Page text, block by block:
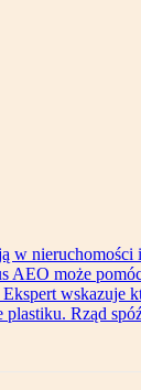
w nieruchomości
AEO może
wskazuje
plastiku. Rząd